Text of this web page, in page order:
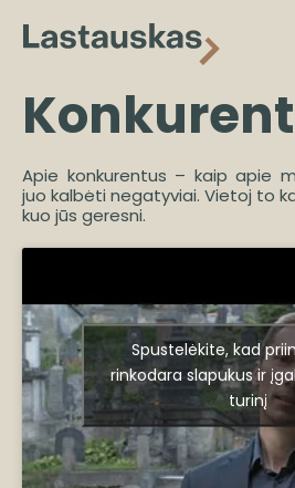
Apie konkurentus – kaip apie
juo kalbėti negatyviai. Vietoj to
kuo jūs geresni.
Spustelėkite, kad
rinkodara slapukus ir
turinį